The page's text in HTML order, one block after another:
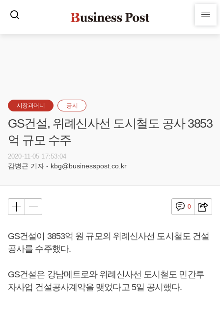
시장과머니 공시
GS건설, 위례신사선 도시철도 공사 3853
억 규모 수주
2020-11-05 17:53:04
감병근 기자 - kbg@businesspost.co.kr
0
GS건설이 3853억 원 규모의 위례신사선 도시철도 건설
공사를 수주했다.
GS건설은 강남메트로와 위례신사선 도시철도 민간투
자사업 건설공사계약을 맺었다고 5일 공시했다.